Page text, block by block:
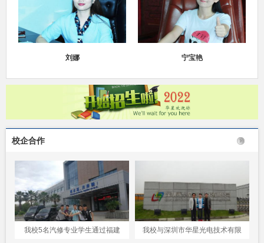
刘娜 宁宝艳
校企合作
我校5名汽修专业学生通过福建 我校与深圳市华星光电技术有限